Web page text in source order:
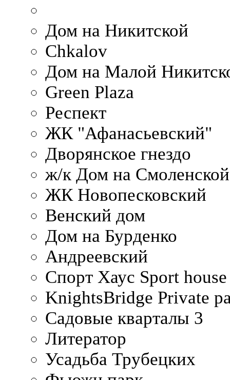
Дом на Никитской
Chkalov
Дом на Малой
Green Plaza
Респект
ЖК "Афанасьевский"
Дворянское гнездо
ж/к Дом на
ЖК Новопесковский
Венский дом
Дом на Бурденко
Андреевский
Спорт Хаус Sport house
KnightsBridge Private
Садовые кварталы 3
Литератор
Усадьба Трубецких